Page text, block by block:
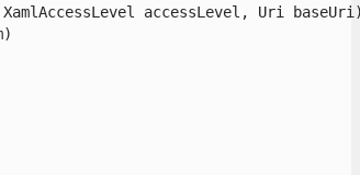
accessLevel, Uri